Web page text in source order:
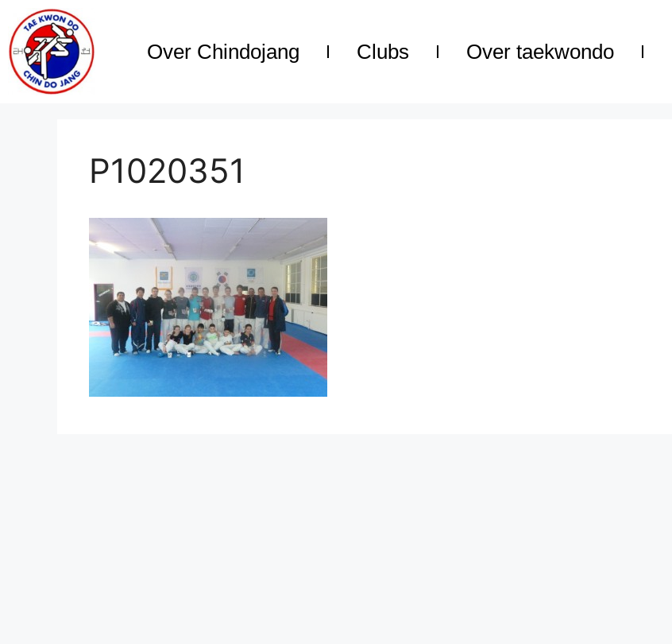
Over Chindojang Clubs Over taekwondo
P1020351